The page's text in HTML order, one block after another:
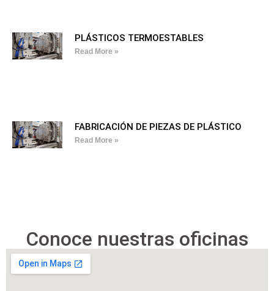
PLÁSTICOS TERMOESTABLES
Read More »
FABRICACIÓN DE PIEZAS DE PLÁSTICO
Read More »
Conoce nuestras oficinas